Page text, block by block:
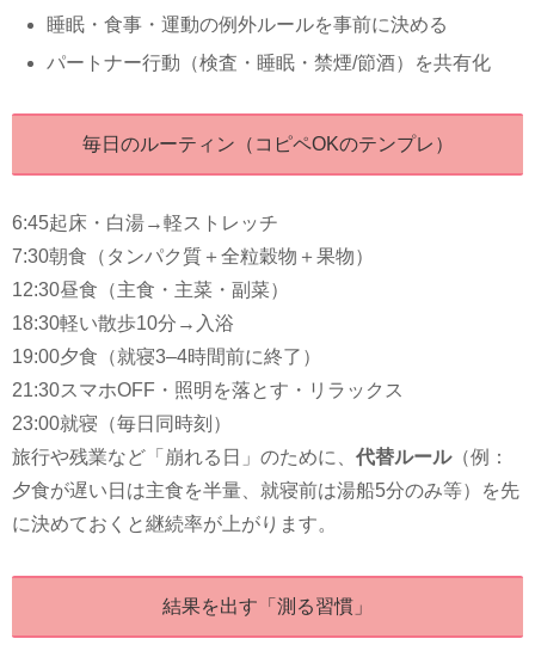
睡眠・食事・運動の例外ルールを事前に決める
パートナー行動（検査・睡眠・禁煙/節酒）を共有化
毎日のルーティン（コピペOKのテンプレ）
6:45起床・白湯→軽ストレッチ
7:30朝食（タンパク質＋全粒穀物＋果物）
12:30昼食（主食・主菜・副菜）
18:30軽い散歩10分→入浴
19:00夕食（就寝3–4時間前に終了）
21:30スマホOFF・照明を落とす・リラックス
23:00就寝（毎日同時刻）
旅行や残業など「崩れる日」のために、 代替ルール（例：
夕食が遅い日は主食を半量、就寝前は湯船5分のみ等）を先
に決めておくと継続率が上がります。
結果を出す「測る習慣」